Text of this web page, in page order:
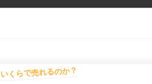
いくらで売れるのか？